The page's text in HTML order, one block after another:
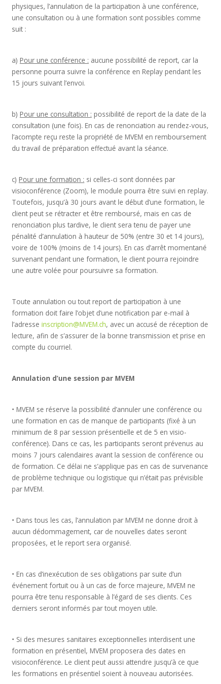
physiques, l’annulation de la participation à une conférence,
une consultation ou à une formation sont possibles comme
suit :
a) Pour une conférence : aucune possibilité de report, car la
personne pourra suivre la conférence en Replay pendant les
15 jours suivant l’envoi.
b) Pour une consultation : possibilité de report de la date de la
consultation (une fois). En cas de renonciation au rendez-vous,
l’acompte reçu reste la propriété de MVEM en remboursement
du travail de préparation effectué avant la séance.
c) Pour une formation : si celles-ci sont données par
visioconférence (Zoom), le module pourra être suivi en replay.
Toutefois, jusqu’à 30 jours avant le début d’une formation, le
client peut se rétracter et être remboursé, mais en cas de
renonciation plus tardive, le client sera tenu de payer une
pénalité d’annulation à hauteur de 50% (entre 30 et 14 jours),
voire de 100% (moins de 14 jours). En cas d’arrêt momentané
survenant pendant une formation, le client pourra rejoindre
une autre volée pour poursuivre sa formation.
Toute annulation ou tout report de participation à une
formation doit faire l’objet d’une notification par e-mail à
l’adresse inscription@MVEM.ch, avec un accusé de réception de
lecture, afin de s’assurer de la bonne transmission et prise en
compte du courriel.
Annulation d’une session par MVEM
• MVEM se réserve la possibilité d’annuler une conférence ou
une formation en cas de manque de participants (fixé à un
minimum de 8 par session présentielle et de 5 en visio-
conférence). Dans ce cas, les participants seront prévenus au
moins 7 jours calendaires avant la session de conférence ou
de formation. Ce délai ne s’applique pas en cas de survenance
de problème technique ou logistique qui n’était pas prévisible
par MVEM.
• Dans tous les cas, l’annulation par MVEM ne donne droit à
aucun dédommagement, car de nouvelles dates seront
proposées, et le report sera organisé.
• En cas d’inexécution de ses obligations par suite d’un
événement fortuit ou à un cas de force majeure, MVEM ne
pourra être tenu responsable à l’égard de ses clients. Ces
derniers seront informés par tout moyen utile.
• Si des mesures sanitaires exceptionnelles interdisent une
formation en présentiel, MVEM proposera des dates en
visioconférence. Le client peut aussi attendre jusqu’à ce que
les formations en présentiel soient à nouveau autorisées.